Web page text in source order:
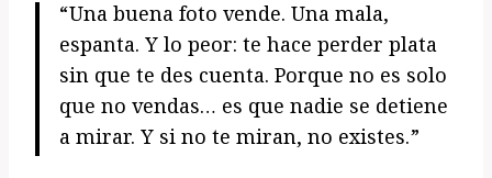
“Una buena foto vende. Una mala,
espanta. Y lo peor: te hace perder plata
sin que te des cuenta. Porque no es solo
que no vendas… es que nadie se detiene
a mirar. Y si no te miran, no existes.”